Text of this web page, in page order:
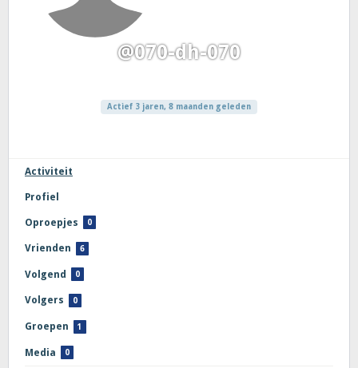
@070-dh-070
Actief 3 jaren, 8 maanden geleden
Activiteit
Profiel
Oproepjes 0
Vrienden 6
Volgend 0
Volgers 0
Groepen 1
Media 0